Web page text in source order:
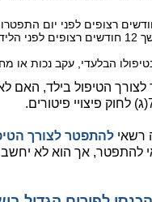
בת זוגו עבדה כעובדת עצמאית במשך 12
הבלעדי, עקב נכות או
הטיפול בילד, האם
רשאי להתפטר לצורך
להתפטר, אך הוא לא יחשב